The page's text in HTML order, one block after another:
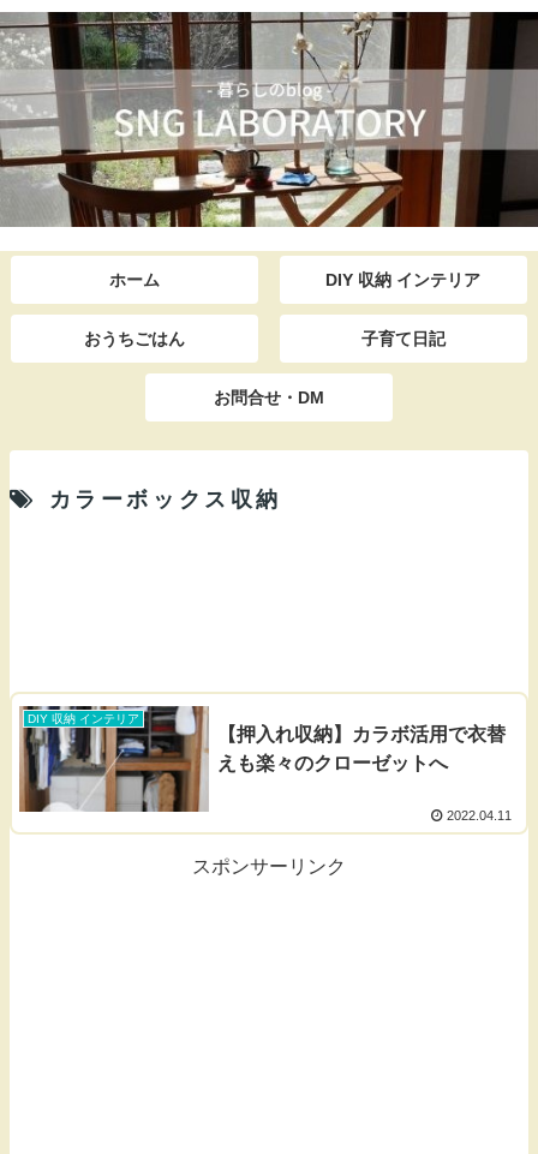
ホーム DIY 収納 インテリア
おうちごはん 子育て日記
お問合せ・DM
カラーボックス収納
DIY 収納 インテリア
【押入れ収納】カラボ活用で衣替
えも楽々のクローゼットへ
2022.04.11
スポンサーリンク